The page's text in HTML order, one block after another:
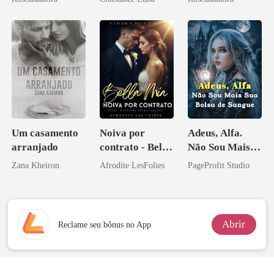
Um casamento
arranjado
Zana Kheiron
Noiva por
contrato - Bella
Mia
Afrodite LesFolies
Adeus, Alfa.
Não Sou Mais
Sua Bolsa de
PageProfit Studio
Reclame seu bônus no App Abrir